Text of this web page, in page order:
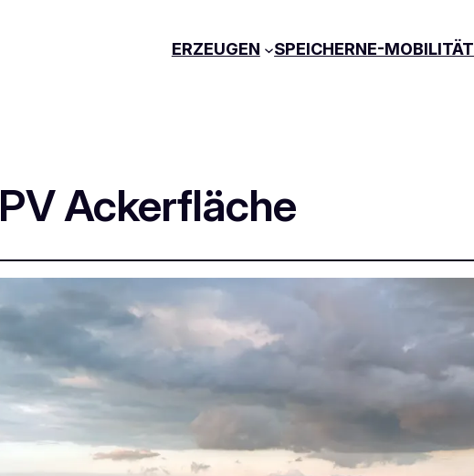
ERZEUGEN SPEICHERNE-MOBILITÄT
PV Ackerfläche